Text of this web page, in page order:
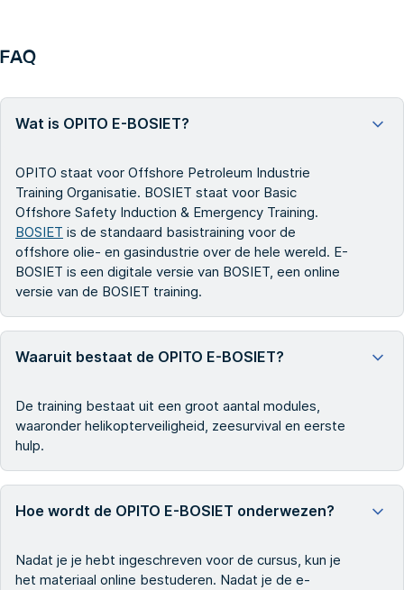
FAQ
Wat is OPITO E-BOSIET?
OPITO staat voor Offshore Petroleum Industrie
Training Organisatie. BOSIET staat voor Basic
Offshore Safety Induction & Emergency Training.
BOSIET is de standaard basistraining voor de
offshore olie- en gasindustrie over de hele wereld. E-
BOSIET is een digitale versie van BOSIET, een online
versie van de BOSIET training.
Waaruit bestaat de OPITO E-BOSIET?
De training bestaat uit een groot aantal modules,
waaronder helikopterveiligheid, zeesurvival en eerste
hulp.
Hoe wordt de OPITO E-BOSIET onderwezen?
Nadat je je hebt ingeschreven voor de cursus, kun je
het materiaal online bestuderen. Nadat je de e-